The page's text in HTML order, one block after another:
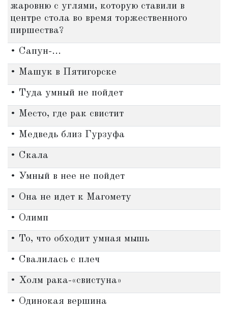
жаровню с углями, которую ставили в
центре стола во время торжественного
пиршества?
• Сапун-...
• Машук в Пятигорске
• Туда умный не пойдет
• Место, где рак свистит
• Медведь близ Гурзуфа
• Скала
• Умный в нее не пойдет
• Она не идет к Магомету
• Олимп
• То, что обходит умная мышь
• Свалилась с плеч
• Холм рака-«свистуна»
• Одинокая вершина